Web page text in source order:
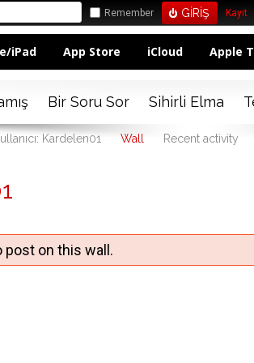
Remember Kayıt
iPad App Store iCloud Apple
Bir Soru Sor Sihirli Elma
Kardelen01 Wall Recent activity
post on this wall.